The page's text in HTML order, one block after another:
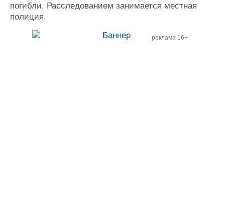
Конференции
Личности
Форум
погибли. Расследованием занимается местная
полиция.
реклама 16+